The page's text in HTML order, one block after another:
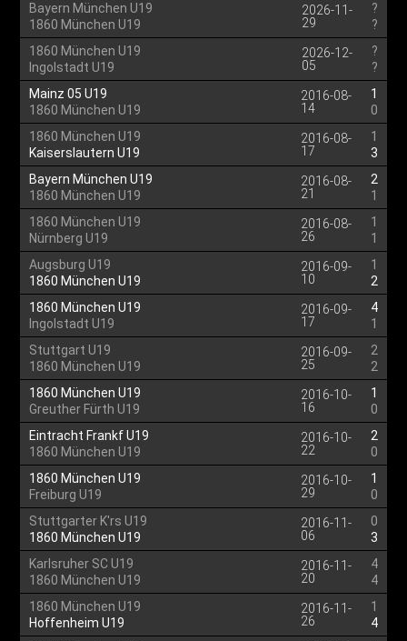
Bayern München U19
1860 München U19
2026-11-
29
?
?
1860 München U19
Ingolstadt U19
2026-12-
05
?
?
Mainz 05 U19
1860 München U19
2016-08-
14
1
0
1860 München U19
Kaiserslautern U19
2016-08-
17
1
3
Bayern München U19
1860 München U19
2016-08-
21
2
1
1860 München U19
Nürnberg U19
2016-08-
26
1
1
Augsburg U19
1860 München U19
2016-09-
10
1
2
1860 München U19
Ingolstadt U19
2016-09-
17
4
1
Stuttgart U19
1860 München U19
2016-09-
25
2
2
1860 München U19
Greuther Fürth U19
2016-10-
16
1
0
Eintracht Frankf U19
1860 München U19
2016-10-
22
2
0
1860 München U19
Freiburg U19
2016-10-
29
1
0
Stuttgarter K'rs U19
1860 München U19
2016-11-
06
0
3
Karlsruher SC U19
1860 München U19
2016-11-
20
4
4
1860 München U19
Hoffenheim U19
2016-11-
26
1
4